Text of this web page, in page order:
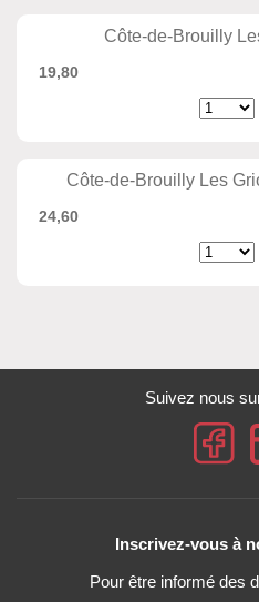
Côte-de-Brouilly
19,80
Côte-de-Brouilly Les
24,60
Suivez nous
Inscrivez-vous à
Pour être informé des